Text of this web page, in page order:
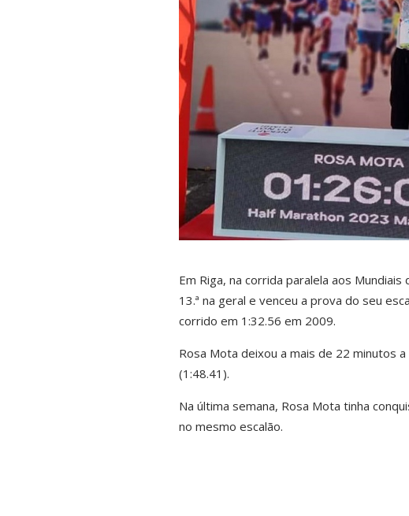
Em Riga, na corrida paralela aos
13.ª na geral e venceu a prova do seu
corrido em 1:32.56 em 2009.
Rosa Mota deixou a mais de 22 minutos
(1:48.41).
Na última semana, Rosa Mota tinha
no mesmo escalão.